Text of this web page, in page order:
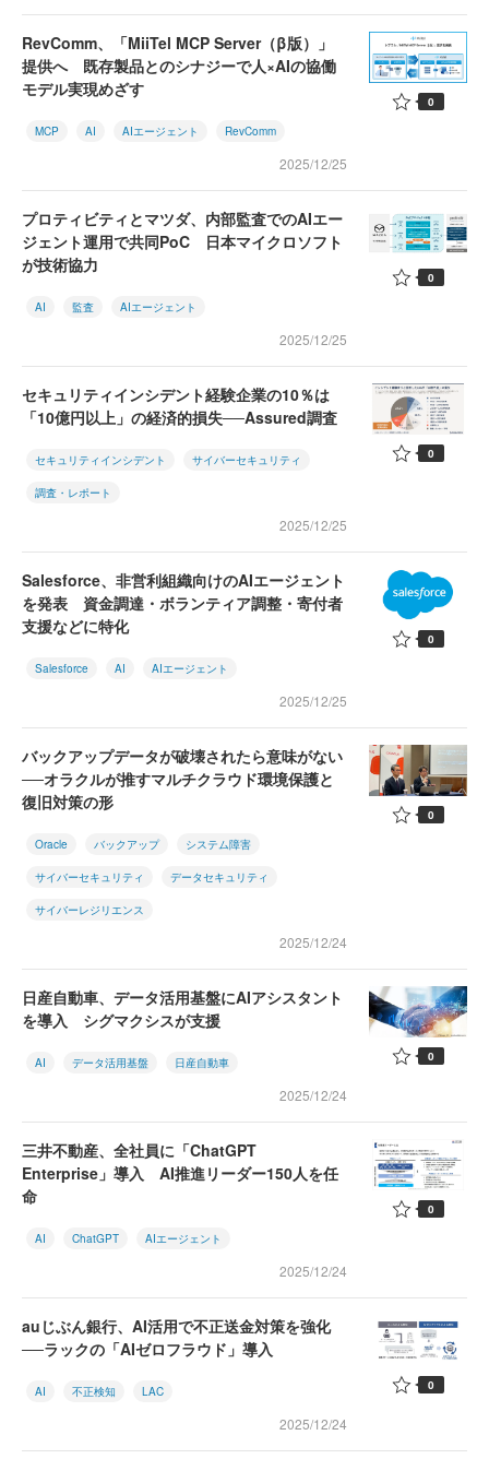
RevComm、「MiiTel MCP Server（β版）」
提供へ 既存製品とのシナジーで人×AIの協働
モデル実現めざす
MCP AI AIエージェント RevComm
2025/12/25
0
プロティビティとマツダ、内部監査でのAIエー
ジェント運用で共同PoC 日本マイクロソフト
が技術協力
AI 監査 AIエージェント
2025/12/25
0
セキュリティインシデント経験企業の10％は
「10億円以上」の経済的損失──Assured調査
セキュリティインシデント サイバーセキュリティ
調査・レポート
2025/12/25
0
Salesforce、非営利組織向けのAIエージェント
を発表 資金調達・ボランティア調整・寄付者
支援などに特化
Salesforce AI AIエージェント
2025/12/25
0
バックアップデータが破壊されたら意味がない
──オラクルが推すマルチクラウド環境保護と
復旧対策の形
Oracle バックアップ システム障害
サイバーセキュリティ データセキュリティ
サイバーレジリエンス
2025/12/24
0
日産自動車、データ活用基盤にAIアシスタント
を導入 シグマクシスが支援
AI データ活用基盤 日産自動車
2025/12/24
0
三井不動産、全社員に「ChatGPT
Enterprise」導入 AI推進リーダー150人を任
命
AI ChatGPT AIエージェント
2025/12/24
0
auじぶん銀行、AI活用で不正送金対策を強化
──ラックの「AIゼロフラウド」導入
AI 不正検知 LAC
2025/12/24
0